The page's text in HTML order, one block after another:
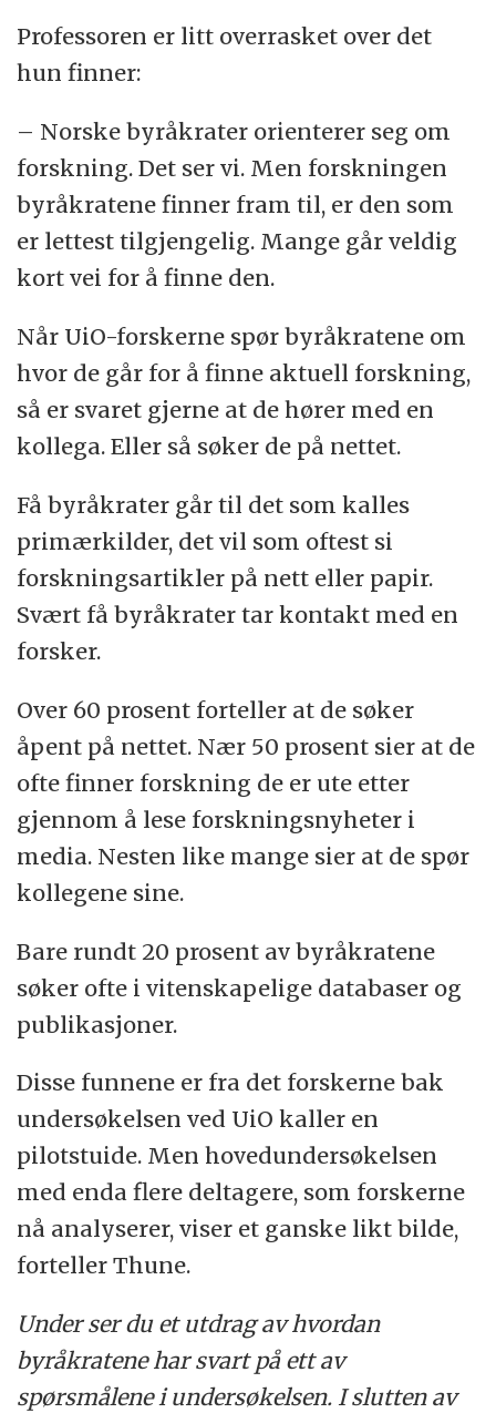
Professoren er litt overrasket over det
hun finner:
– Norske byråkrater orienterer seg om
forskning. Det ser vi. Men forskningen
byråkratene finner fram til, er den som
er lettest tilgjengelig. Mange går veldig
kort vei for å finne den.
Når UiO-forskerne spør byråkratene om
hvor de går for å finne aktuell forskning,
så er svaret gjerne at de hører med en
kollega. Eller så søker de på nettet.
Få byråkrater går til det som kalles
primærkilder, det vil som oftest si
forskningsartikler på nett eller papir.
Svært få byråkrater tar kontakt med en
forsker.
Over 60 prosent forteller at de søker
åpent på nettet. Nær 50 prosent sier at de
ofte finner forskning de er ute etter
gjennom å lese forskningsnyheter i
media. Nesten like mange sier at de spør
kollegene sine.
Bare rundt 20 prosent av byråkratene
søker ofte i vitenskapelige databaser og
publikasjoner.
Disse funnene er fra det forskerne bak
undersøkelsen ved UiO kaller en
pilotstuide. Men hovedundersøkelsen
med enda flere deltagere, som forskerne
nå analyserer, viser et ganske likt bilde,
forteller Thune.
Under ser du et utdrag av hvordan
byråkratene har svart på ett av
spørsmålene i undersøkelsen. I slutten av